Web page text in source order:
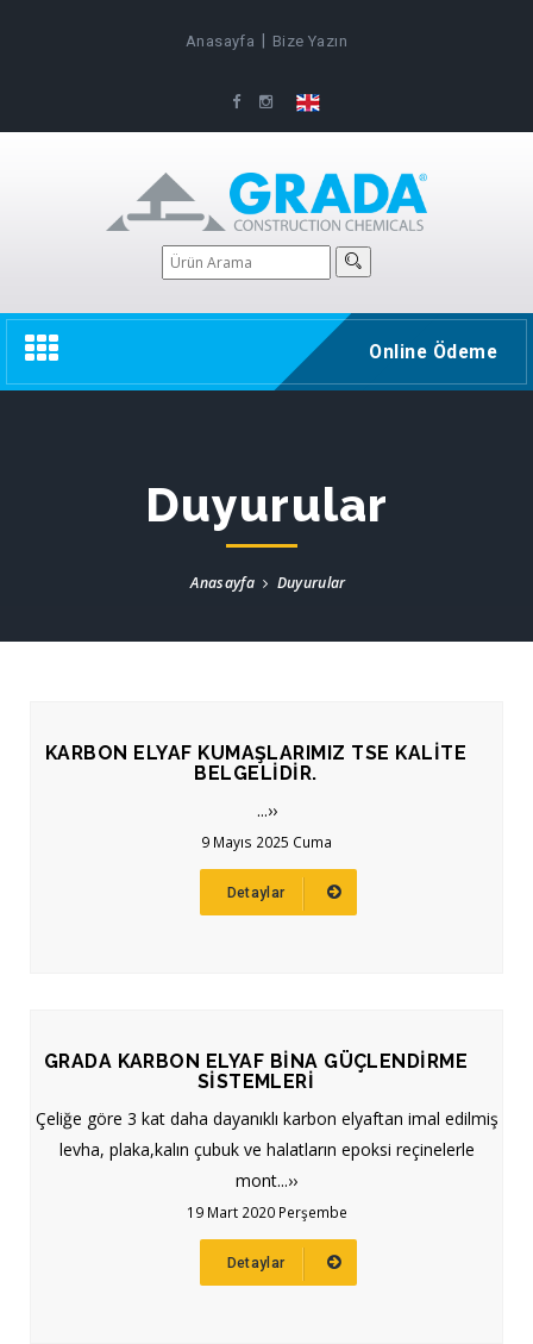
Anasayfa Bize Yazın
Toggle
navigation
Online Ödeme
Duyurular
Anasayfa Duyurular
KARBON ELYAF KUMAŞLARIMIZ TSE KALİTE
BELGELİDİR.
...››
9 Mayıs 2025 Cuma
Detaylar
GRADA KARBON ELYAF BİNA GÜÇLENDİRME
SİSTEMLERİ
Çeliğe göre 3 kat daha dayanıklı karbon elyaftan imal edilmiş
levha, plaka,kalın çubuk ve halatların epoksi reçinelerle
mont...››
19 Mart 2020 Perşembe
Detaylar